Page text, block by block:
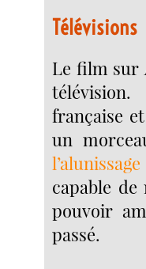
Télévisions
Le film sur
française
un
l’alunissage
capable
pouvoir
passé.